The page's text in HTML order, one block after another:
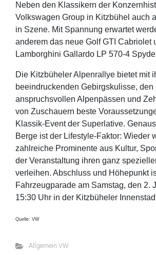
Neben den Klassikern der
Volkswagen Group in Kitzbühel auch
in Szene. Mit Spannung erwartet
anderem das neue Golf GTI Cabriolet
Lamborghini Gallardo LP 570-4
Die Kitzbüheler Alpenrallye bietet mit
beeindruckenden Gebirgskulisse, den
anspruchsvollen Alpenpässen und
von Zuschauern beste
Klassik-Event der Superlative.
Berge ist der Lifestyle-Faktor: Wieder
zahlreiche Prominente aus Kultur,
der Veranstaltung ihren ganz
verleihen. Abschluss und Höhepunkt
Fahrzeugparade am Samstag, den 2.
15:30 Uhr in der Kitzbüheler
Quelle: VW
Allgemein VW